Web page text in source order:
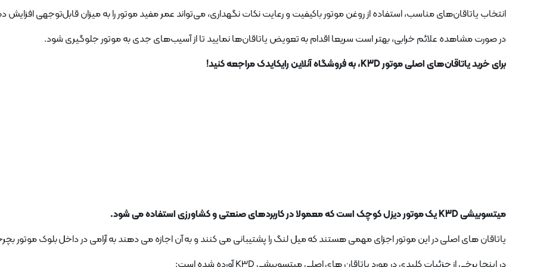
انتخاب یاتاقان‌های مناسب، استفاده از روغن موتور باکیفیت و رعایت نکات نگهداری، می‌تواند عمر مفید موتور را به میزان قابل‌توجهی افزایش
در صورت مشاهده علائم خرابی، بهتر است سریعا اقدام به تعویض یاتاقان‌ها نمایید تا از آسیب‌های جدی به موتور جلوگیری شود.
برای خرید یاتاقان‌های اصلی موتور K3D، به فروشگاه آنلاین رایکایدک مراجعه کنید!
میتسوبیشی K3D یک موتور دیزل کوچک است که معمولا در کاربردهای صنعتی و کشاورزی استفاده می شود.
یاتاقان های اصلی در این موتور اجزای مهمی هستند که میل لنگ را پشتیبانی می کنند و به آن اجازه می دهند به آرامی در داخل بلوک موتور